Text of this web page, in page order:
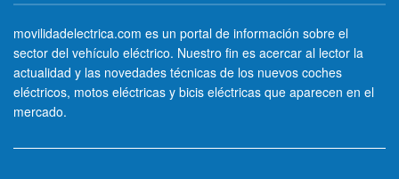
movilidadelectrica.com es un portal de información sobre el
sector del vehículo eléctrico. Nuestro fin es acercar al lector la
actualidad y las novedades técnicas de los nuevos coches
eléctricos, motos eléctricas y bicis eléctricas que aparecen en el
mercado.